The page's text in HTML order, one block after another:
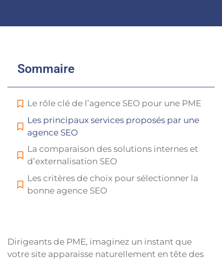
Sommaire
Le rôle clé de l’agence SEO pour une PME
Les principaux services proposés par une
agence SEO
La comparaison des solutions internes et
d’externalisation SEO
Les critères de choix pour sélectionner la
bonne agence SEO
Dirigeants de PME, imaginez un instant que
votre site apparaisse naturellement en tête des